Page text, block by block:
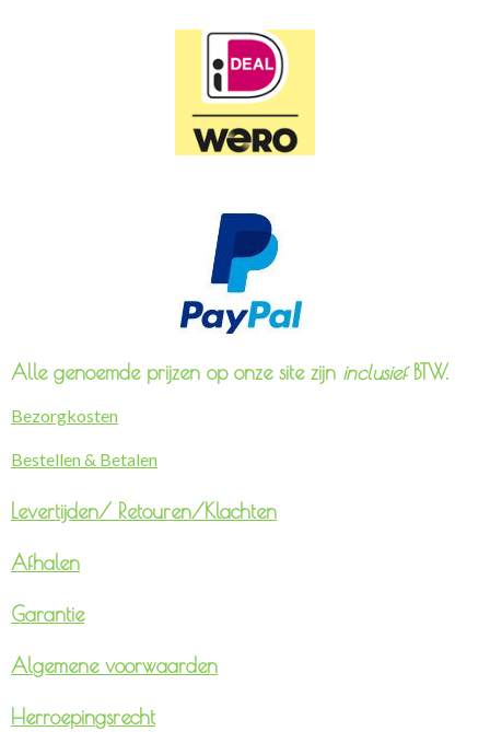
Alle genoemde prijzen op onze site zijn inclusiefBTW.
Bezorgkosten
Bestellen & Betalen
Levertijden/ Retouren/Klachten
Afhalen
Garantie
Algemene voorwaarden
Herroepingsrecht